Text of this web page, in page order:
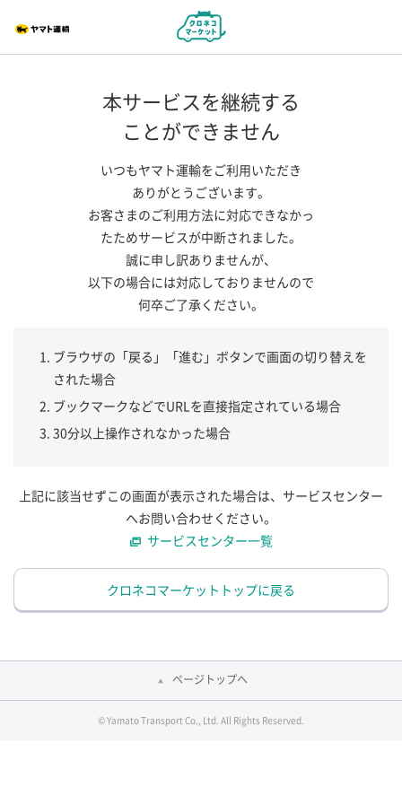
本サービスを継続する
ことができません
いつもヤマト運輸をご利用いただき
ありがとうございます。
お客さまのご利用方法に対応できなかっ
たためサービスが中断されました。
誠に申し訳ありませんが、
以下の場合には対応しておりませんので
何卒ご了承ください。
ブラウザの「戻る」「進む」ボタンで画面の切り替えを
された場合
ブックマークなどでURLを直接指定されている場合
30分以上操作されなかった場合
上記に該当せずこの画面が表示された場合は、サービスセンター
へお問い合わせください。
サービスセンター一覧
クロネコマーケットトップに戻る
ページトップへ
© Yamato Transport Co., Ltd. All Rights Reserved.